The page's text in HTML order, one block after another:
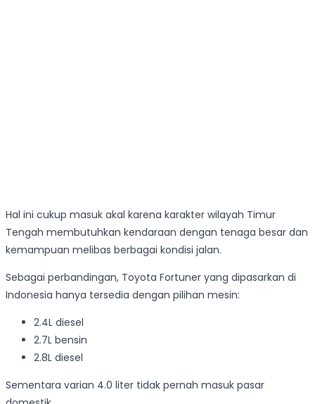
Hal ini cukup masuk akal karena karakter wilayah Timur
Tengah membutuhkan kendaraan dengan tenaga besar dan
kemampuan melibas berbagai kondisi jalan.
Sebagai perbandingan, Toyota Fortuner yang dipasarkan di
Indonesia hanya tersedia dengan pilihan mesin:
2.4L diesel
2.7L bensin
2.8L diesel
Sementara varian 4.0 liter tidak pernah masuk pasar